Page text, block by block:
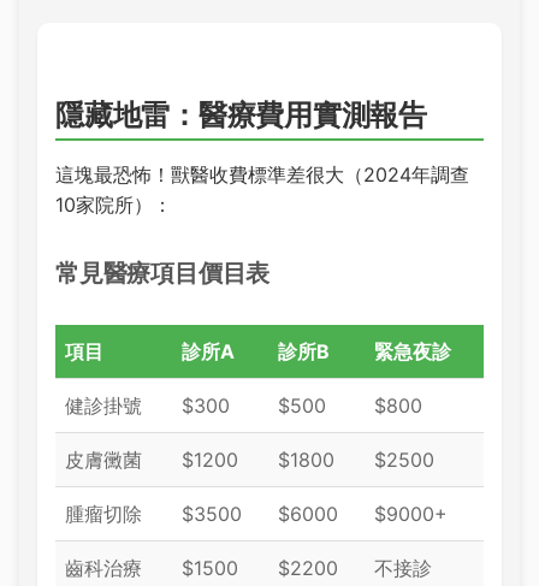
隱藏地雷：醫療費用實測報告
這塊最恐怖！獸醫收費標準差很大（2024年調查
10家院所）：
常見醫療項目價目表
項目 診所A 診所B 緊急夜診
健診掛號 $300 $500 $800
皮膚黴菌 $1200 $1800 $2500
腫瘤切除 $3500 $6000 $9000+
齒科治療 $1500 $2200 不接診